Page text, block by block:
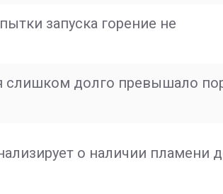
запуска горение не
слишком долго превышало
о наличии пламени